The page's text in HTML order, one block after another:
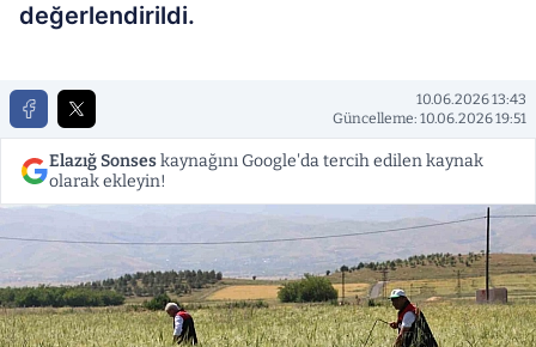
değerlendirildi.
10.06.2026 13:43
Güncelleme: 10.06.2026 19:51
Elazığ Sonseskaynağını Google'da tercih edilen kaynak
olarak ekleyin!